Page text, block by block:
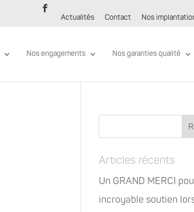
Actualités Contact Nos
Nos engagements Nos garanties qualité
Articles récents
Un GRAND MERCI
incroyable soutien